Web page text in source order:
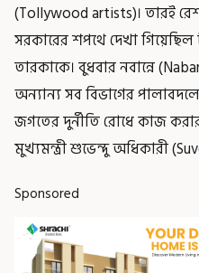
(Tollywood artists)। তারই
সরকারের শপথে দেখা
তারকাকে। বুধবার নবান্নে
অন্যান্য সব বিভাগের
জগতের দুর্নীতি রোধে কাজ
মুখ্যমন্ত্রী শুভেন্দু অধিকারী
Sponsored